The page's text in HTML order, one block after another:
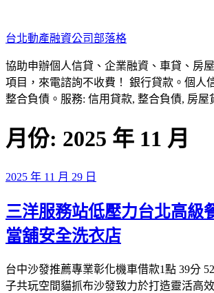
至
主
要
內
容
台北動產融資公司部落格
協助申辦個人信貸、企業融資、車貸、房
項目，來電諮詢不收費！ 銀行貸款。個人
整合負債。服務: 信用貸款, 整合負債, 房屋
月份: 2025 年 11 月
發
於
2025 年 11 月 29 日
三洋服務站低壓力台北高級
當舖安全洗衣店
台中沙發推薦專業彰化機車借款1點 39分
子共玩空間貓抓布沙發致力於打造靈活高